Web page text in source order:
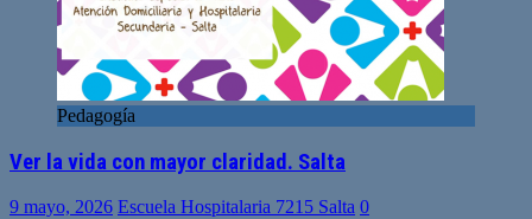
Pedagogía
Ver la vida con mayor claridad. Salta
9 mayo, 2026 Escuela Hospitalaria 7215 Salta 0